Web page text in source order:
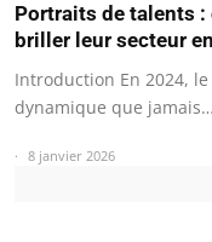
Portraits de talents
briller leur secteur
Introduction En 2024,
dynamique que jamais…
8 janvier 2026